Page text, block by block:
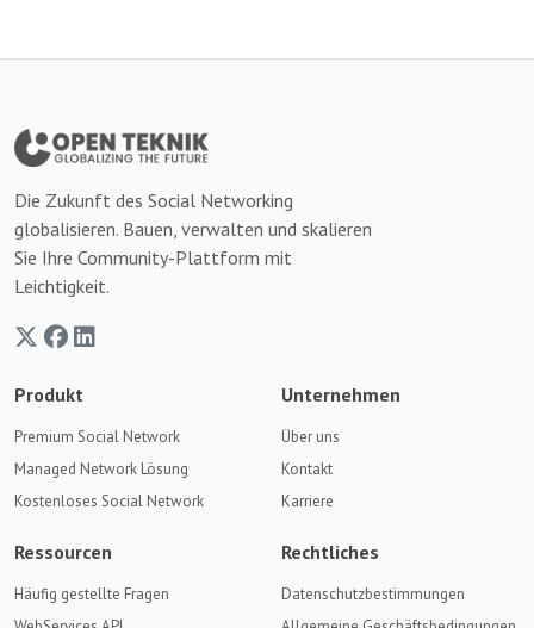
Die Zukunft des Social Networking
globalisieren. Bauen, verwalten und skalieren
Sie Ihre Community-Plattform mit
Leichtigkeit.
Produkt
Premium Social Network
Managed Network Lösung
Kostenloses Social Network
Unternehmen
Über uns
Kontakt
Karriere
Ressourcen
Häufig gestellte Fragen
Rechtliches
Datenschutzbestimmungen